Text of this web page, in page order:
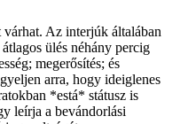
Az interjúk általában
ülés néhány percig
megerősítés; és
arra, hogy ideiglenes
*está* státusz is
leírja a bevándorlási